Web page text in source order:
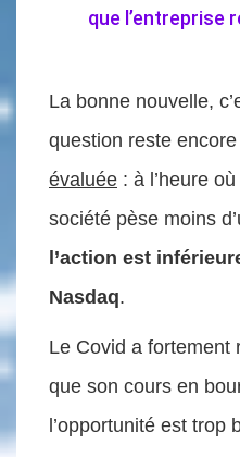
que l’entreprise
La bonne nouvelle,
question reste encore
évaluée : à l’heure
société pèse moins
l’action est
Nasdaq.
Le Covid a fortement
que son cours en
l’opportunité est trop